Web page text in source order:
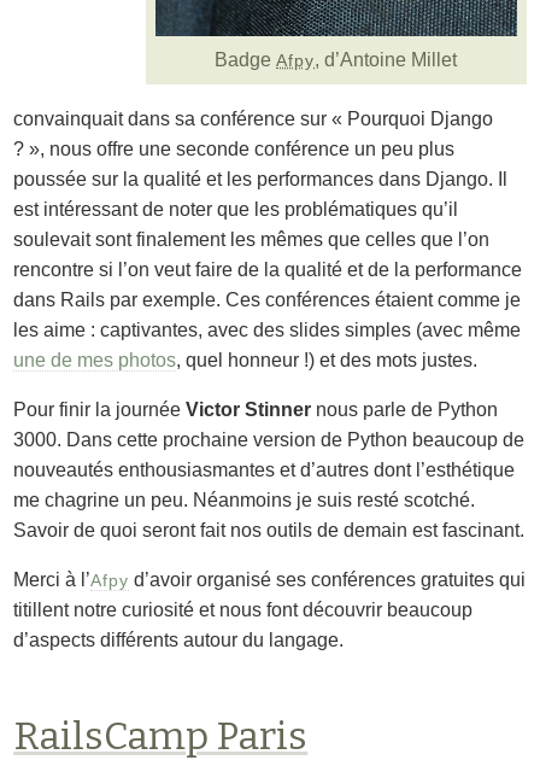
BadgeAfpy, d’Antoine Millet
convainquait dans sa conférence sur « Pourquoi Django
? », nous offre une seconde conférence un peu plus
poussée sur la qualité et les performances dans Django. Il
est intéressant de noter que les problématiques qu’il
soulevait sont finalement les mêmes que celles que l’on
rencontre si l’on veut faire de la qualité et de la performance
dans Rails par exemple. Ces conférences étaient comme je
les aime : captivantes, avec des slides simples (avec même
une de mes photos, quel honneur !) et des mots justes.
Pour finir la journéeVictor Stinner nous parle de Python
3000. Dans cette prochaine version de Python beaucoup de
nouveautés enthousiasmantes et d’autres dont l’esthétique
me chagrine un peu. Néanmoins je suis resté scotché.
Savoir de quoi seront fait nos outils de demain est fascinant.
Merci à l’Afpy d’avoir organisé ses conférences gratuites qui
titillent notre curiosité et nous font découvrir beaucoup
d’aspects différents autour du langage.
RailsCamp Paris